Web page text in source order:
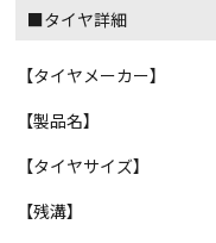
■タイヤ詳細
【タイヤメーカー】
【製品名】
【タイヤサイズ】
【残溝】